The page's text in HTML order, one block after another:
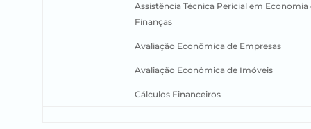
Assistência Técnica Pericial em Economia
Finanças
Avaliação Econômica de Empresas
Avaliação Econômica de Imóveis
Cálculos Financeiros